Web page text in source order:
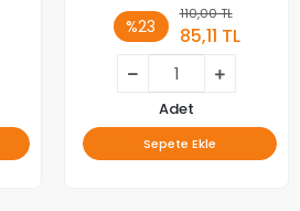
%23
110,00 TL
85,11 TL
Adet
Sepete Ekle